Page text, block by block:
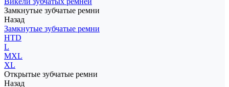
Замкнутые зубчатые ремни
Назад
Замкнутые зубчатые ремни
HTD
L
MXL
XL
Открытые зубчатые ремни
Назад